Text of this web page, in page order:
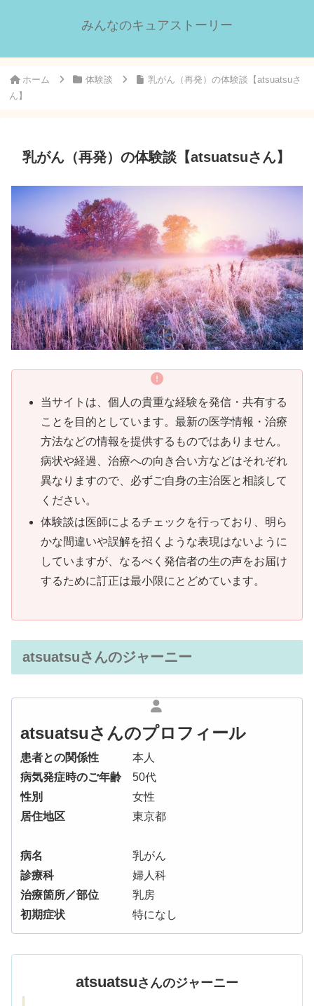
みんなのキュアストーリー
ホーム 体験談
乳がん（再発）の体験談【atsuatsuさ
ん】
乳がん（再発）の体験談【atsuatsuさん】
当サイトは、個人の貴重な経験を発信・共有する
ことを目的としています。最新の医学情報・治療
方法などの情報を提供するものではありません。
病状や経過、治療への向き合い方などはそれぞれ
異なりますので、必ずご自身の主治医と相談して
ください。
体験談は医師によるチェックを行っており、明ら
かな間違いや誤解を招くような表現はないように
していますが、なるべく発信者の生の声をお届け
するために訂正は最小限にとどめています。
atsuatsuさんのジャーニー
atsuatsuさんのプロフィール
患者との関係性 本人
病気発症時のご年齢 50代
性別
女性
居住地区 東京都
病名
乳がん
診療科婦人科
治療箇所／部位 乳房
初期症状 特になし
atsuatsuさんのジャーニー